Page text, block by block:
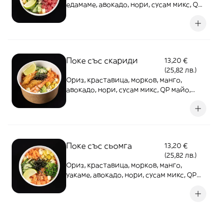
едамаме, авокадо, нори, сусам микс, QP
Поке със скариди
13,20 €
(25,82 лв.)
Ориз, краставица, морков, манго,
авокадо, нори, сусам микс, QP майо,
Поке със сьомга
13,20 €
(25,82 лв.)
Ориз, краставица, морков, манго,
уакаме, авокадо, нори, сусам микс, QP